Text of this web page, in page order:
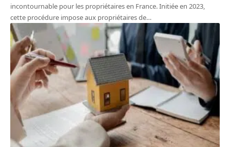
incontournable pour les propriétaires en France. Initiée en 2023,
cette procédure impose aux propriétaires de…